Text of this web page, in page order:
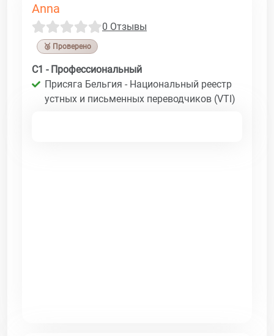
Anna
0 Отзывы
🥉 Проверено
C1 - Профессиональный
Присяга Бельгия - Национальный реестр
устных и письменных переводчиков (VTI)